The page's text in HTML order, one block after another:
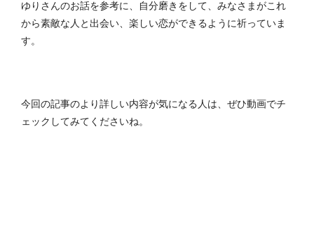
ゆりさんのお話を参考に、自分磨きをして、みなさまがこれ
から素敵な人と出会い、楽しい恋ができるように祈っていま
す。
今回の記事のより詳しい内容が気になる人は、ぜひ動画でチ
ェックしてみてくださいね。